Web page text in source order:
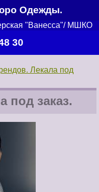
Одежды.
"Ванесса"/ МШКО
30
Лекала под
под заказ.